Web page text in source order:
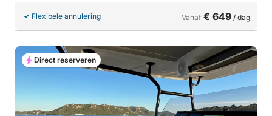
Flexibele annulering Vanaf € 649 / dag
Direct reserveren